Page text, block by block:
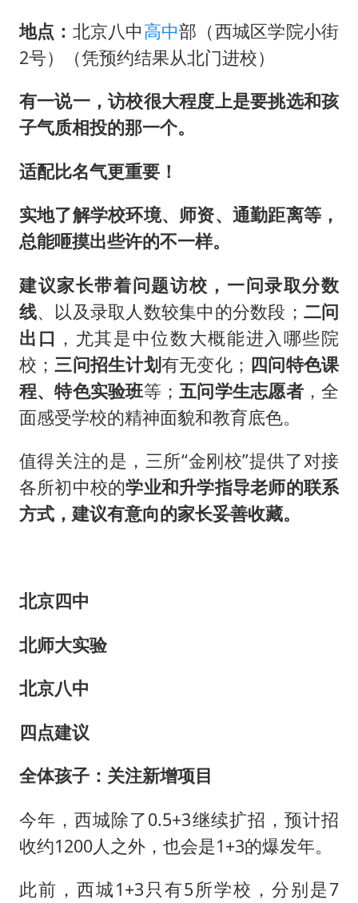
地点： 北京八中高中部（西城区学院小街
2号）（凭预约结果从北门进校）
有一说一，访校很大程度上是要挑选和孩
子气质相投的那一个。
适配比名气更重要！
实地了解学校环境、师资、通勤距离等，
总能咂摸出些许的不一样。
建议家长带着问题访校， 一问录取分数
线、以及录取人数较集中的分数段； 二问
出口 ，尤其是中位数大概能进入哪些院
校；三问招生计划有无变化； 四问特色课
程、特色实验班等； 五问学生志愿者，全
面感受学校的精神面貌和教育底色。
值得关注的是，三所“金刚校”提供了对接
各所初中校的学业和升学指导老师的联系
方式，建议有意向的家长妥善收藏。
北京四中
北师大实验
北京八中
四点建议
全体孩子：关注新增项目
今年，西城除了0.5+3继续扩招，预计招
收约1200人之外，也会是1+3的爆发年。
此前，西城1+3只有5所学校，分别是7